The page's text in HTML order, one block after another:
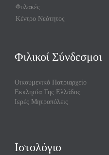
Φυλακές
Κέντρο Νεότητος
Φιλικοί Σύνδεσμοι
Οικουμενικό Πατριαρχείο
Εκκλησία Της Ελλάδος
Ιερές Μητροπόλεις
Ιστολόγιο